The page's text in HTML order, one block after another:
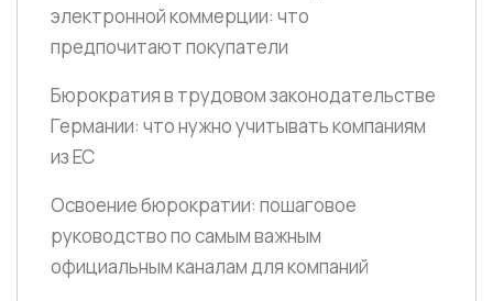
электронной коммерции: что
предпочитают покупатели
Бюрократия в трудовом законодательстве
Германии: что нужно учитывать компаниям
из ЕС
Освоение бюрократии: пошаговое
руководство по самым важным
официальным каналам для компаний